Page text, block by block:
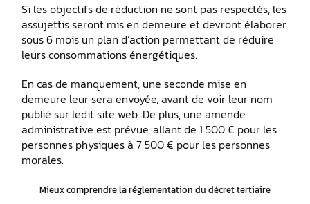
Si les objectifs de réduction ne sont pas respectés, les
assujettis seront mis en demeure et devront élaborer
sous 6 mois un plan d’action permettant de réduire
leurs consommations énergétiques.
En cas de manquement, une seconde mise en
demeure leur sera envoyée, avant de voir leur nom
publié sur ledit site web. De plus, une amende
administrative est prévue, allant de 1 500 € pour les
personnes physiques à 7 500 € pour les personnes
morales.
Mieux comprendre la réglementation du décret tertiaire